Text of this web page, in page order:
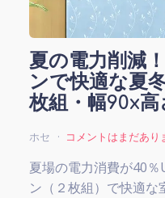
夏の電力削減
ンで快適な夏
枚組・幅90x高
ホセ コメントはまだあり
夏場の電力消費が40
ン（２枚組）で快適な